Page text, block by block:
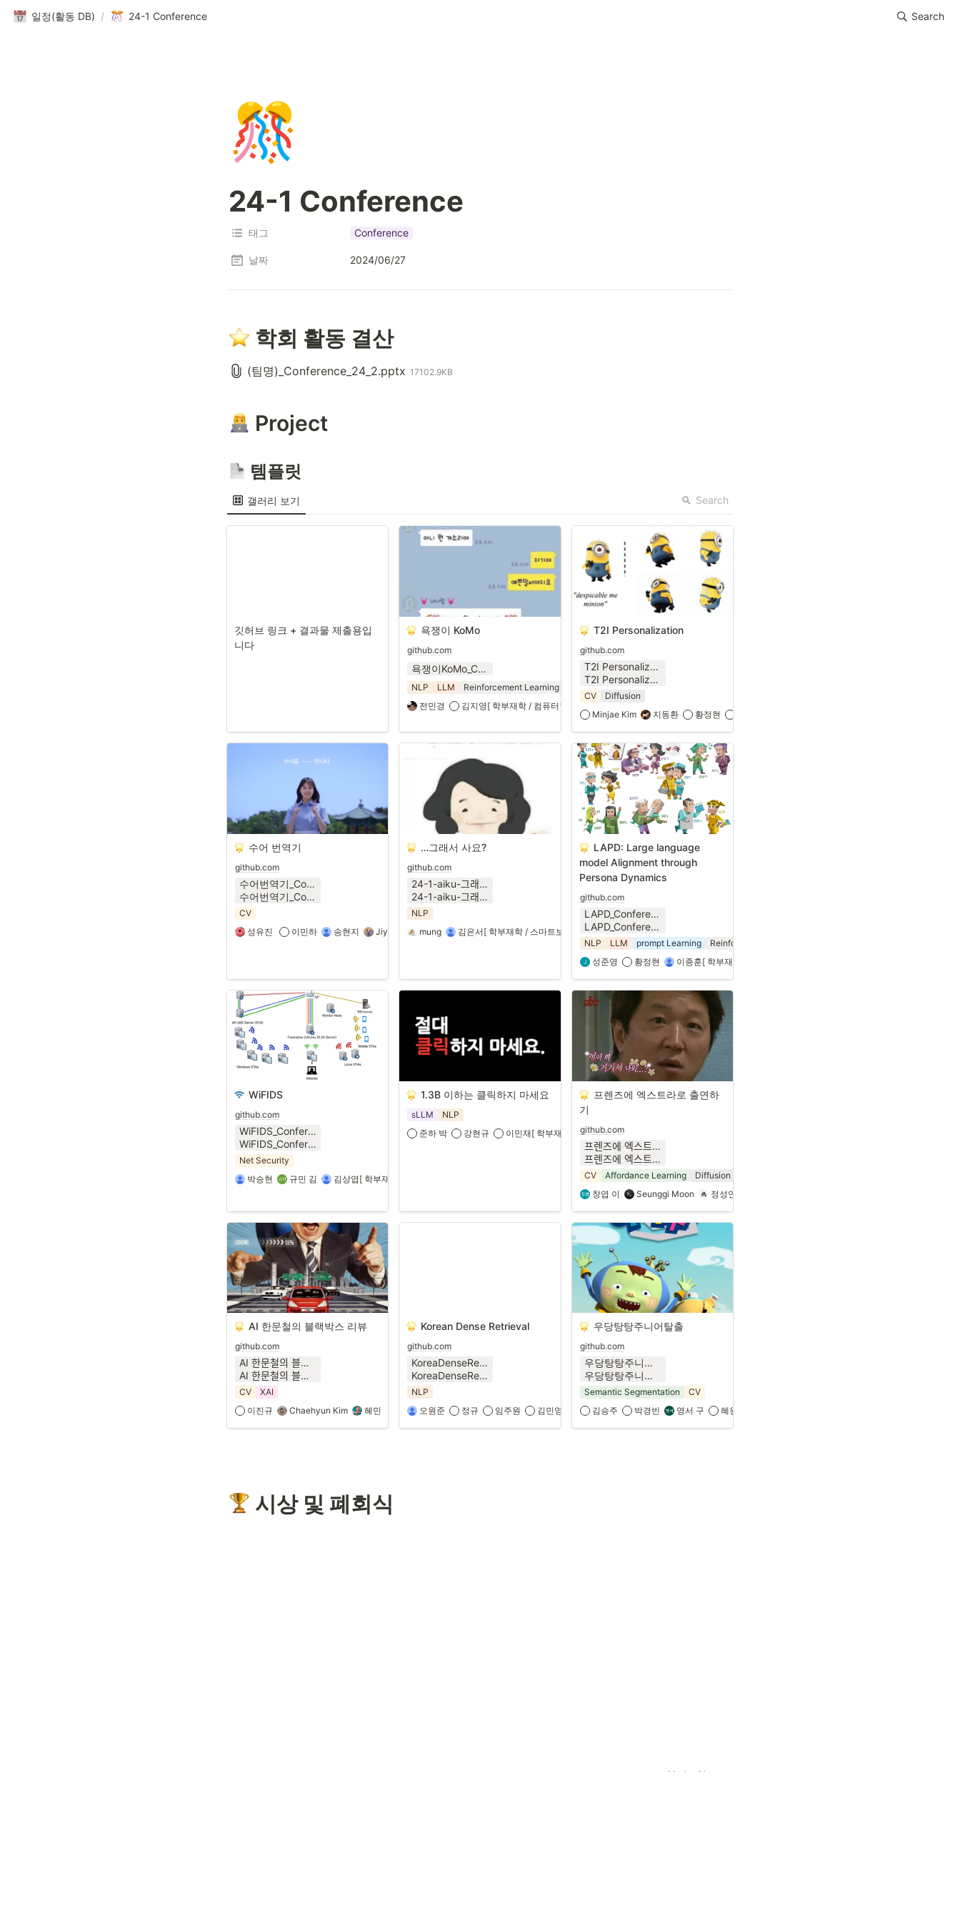
일정(활동 DB) / 24-1 Conference Search
🎊
24-1 Conference
태그 Conference
날짜 2024/06/27
학회 활동 결산
(팀명)_Conference_24_2.pptx 17102.9KB
Project
템플릿
갤러리 보기 Search
깃허브 링크 + 결과물 제출용입
니다
욕쟁이 KoMo
github.com
욕쟁이KoMo_Conference_24_1.pptx
NLP LLM Reinforcement Learning
Text-style Transfer
전민경
김지영[ 학부재학 / 컴퓨터학과 ] ‍
T2I Personalization
github.com
T2I Personalization_Conference_24_1 (3).pptx
T2I Personalization_Conference_24_1 (3).pdf
CV
Diffusion
Minjae Kim
지동환 황정현
수어 번역기
github.com
수어번역기_Conference_24_1.pptx
수어번역기_Conference_24_1.pdf
CV
성유진 ‍
이민하 송현지 Jiye Roh 김은진
…그래서 사요?
github.com
24-1-aiku-그래서-사요.pdf
24-1-aiku-그래서-사요.pptx
NLP
mung
김은서[ 학부재학 / 스마트보안학부 ] ‍ 권보영 김지연
LAPD: Large language
model Alignment through
Persona Dynamics
github.com
LAPD_Conference_24_1.pdf
LAPD_Conference_24_1.pptx
NLP LLM prompt Learning
Reinforcement Learning
성준영
황정현 이종훈[ 학부재학 / 컴퓨터학과 ] ‍
WiFIDS
github.com
WiFIDS_Conference_24_1.pptx
WiFIDS_Conference_24_1.pdf
Net Security
박승현
규민 김 김상엽[ 학부재학 / 컴퓨터학과 ] ‍
1.3B 이하는 클릭하지 마세요
sLLM
NLP
준하 박
강현규 이민재[ 학부재학 / 국어국문학과 ] ‍
프렌즈에 엑스트라로 출연하
기
github.com
프렌즈에 엑스트라로 출연하기_Conference_24_1.pdf
프렌즈에 엑스트라로 출연하기_Conference_24_1.pptx
CV Affordance Learning
Diffusion
창엽 이
Seunggi Moon 정성연
AI 한문철의 블랙박스 리뷰
github.com
AI 한문철의 블랙박스 리뷰_Conference_24_1.pptx
AI 한문철의 블랙박스 리뷰_Conference_24_1.pdf
CV
XAI
이진규
Chaehyun Kim 혜민
Korean Dense Retrieval
github.com
KoreaDenseRetrieval_Conference_24_1 (2) (1).pptx
KoreaDenseRetrieval_Conference_24_1 (2) (1).pdf
NLP
오원준
정규 임주원 김민영
우당탕탕주니어탈출
github.com
우당탕탕주니어탈출_Conference_24_1.pdf
우당탕탕주니어탈출_Conference_24_1.pptx
Semantic Segmentation
CV
김승주
박경빈 영서 구 혜원
시상 및 폐회식
Made with